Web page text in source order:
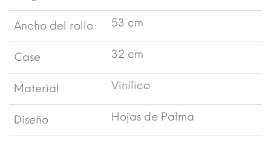
Ancho del rollo 53 cm
Case 32 cm
Material Vinílico
Diseño Hojas de Palma